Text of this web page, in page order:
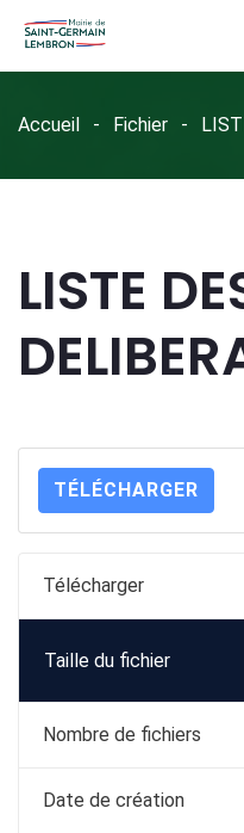
Accueil Fichier
LISTE
TÉLÉCHARGER
Télécharger
Taille du fichier
Nombre de fichiers
Date de création